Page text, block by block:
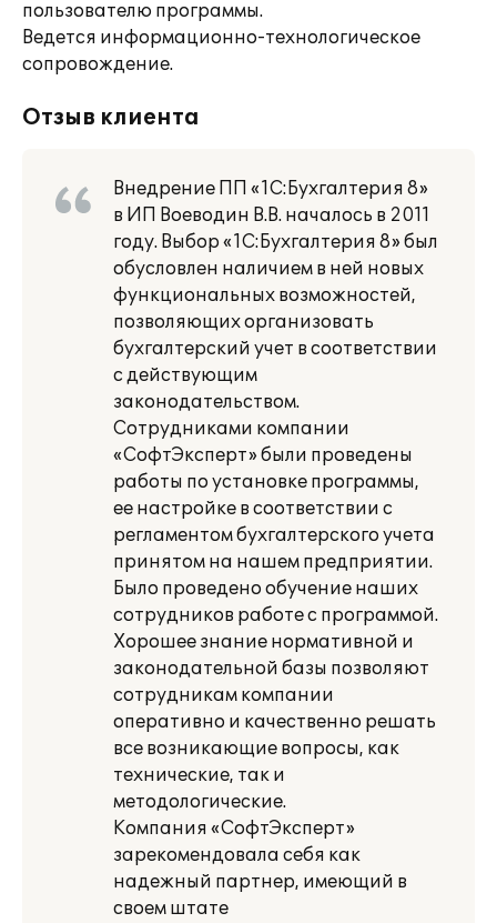
пользователю программы.
Ведется информационно-технологическое
сопровождение.
Отзыв клиента
Внедрение ПП «1С:Бухгалтерия 8»
в ИП Воеводин В.В. началось в 2011
году. Выбор «1С:Бухгалтерия 8» был
обусловлен наличием в ней новых
функциональных возможностей,
позволяющих организовать
бухгалтерский учет в соответствии
с действующим
законодательством.
Сотрудниками компании
«СофтЭксперт» были проведены
работы по установке программы,
ее настройке в соответствии с
регламентом бухгалтерского учета
принятом на нашем предприятии.
Было проведено обучение наших
сотрудников работе с программой.
Хорошее знание нормативной и
законодательной базы позволяют
сотрудникам компании
оперативно и качественно решать
все возникающие вопросы, как
технические, так и
методологические.
Компания «СофтЭксперт»
зарекомендовала себя как
надежный партнер, имеющий в
своем штате